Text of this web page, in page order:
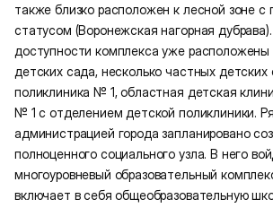
также близко расположен к лесной зоне с
статусом (Воронежская нагорная
доступности комплекса уже
детских сада, несколько частных детских
поликлиника № 1, областная детская
№ 1 с отделением детской поликлиники.
администрацией города запланировано
полноценного социального узла. В него
многоуровневый образовательный
включает в себя общеобразовательную